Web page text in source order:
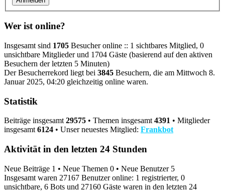
Wer ist online?
Insgesamt sind 1705 Besucher online :: 1 sichtbares Mitglied, 0
unsichtbare Mitglieder und 1704 Gäste (basierend auf den aktiven
Besuchern der letzten 5 Minuten)
Der Besucherrekord liegt bei 3845 Besuchern, die am Mittwoch 8.
Januar 2025, 04:20 gleichzeitig online waren.
Statistik
Beiträge insgesamt 29575 • Themen insgesamt 4391 • Mitglieder
insgesamt 6124 • Unser neuestes Mitglied: Frankbot
Aktivität in den letzten 24 Stunden
Neue Beiträge 1 • Neue Themen 0 • Neue Benutzer 5
Insgesamt waren 27167 Benutzer online: 1 registrierter, 0
unsichtbare, 6 Bots und 27160 Gäste waren in den letzten 24